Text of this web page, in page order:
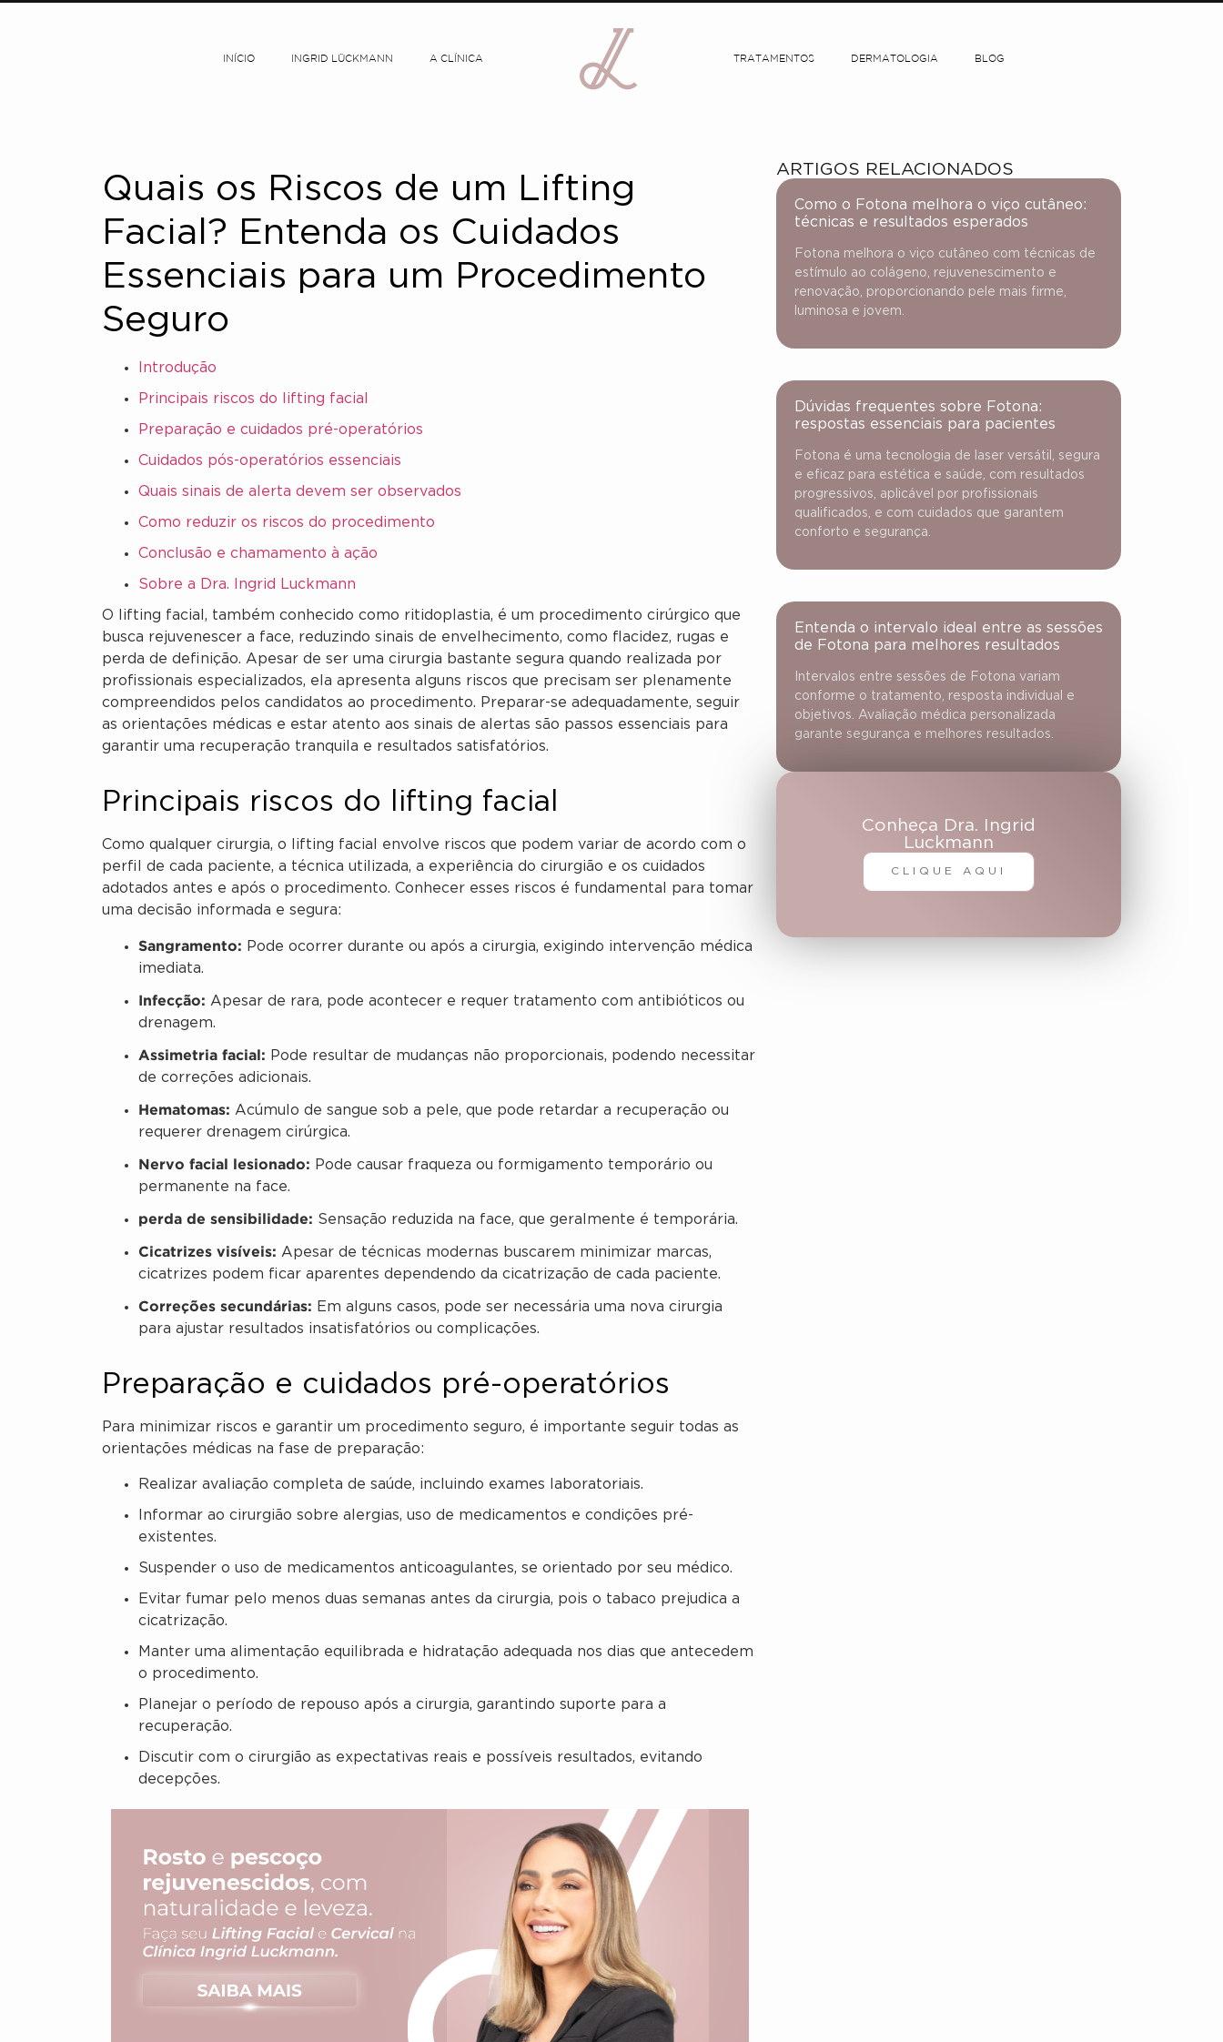
INÍCIO INGRID LÜCKMANN A CLÍNICA TRATAMENTOS DERMATOLOGIA BLOG
Quais os Riscos de um Lifting
Facial? Entenda os Cuidados
Essenciais para um Procedimento
Seguro
Introdução
Principais riscos do lifting facial
Preparação e cuidados pré-operatórios
Cuidados pós-operatórios essenciais
Quais sinais de alerta devem ser observados
Como reduzir os riscos do procedimento
Conclusão e chamamento à ação
Sobre a Dra. Ingrid Luckmann
O lifting facial, também conhecido como ritidoplastia, é um procedimento cirúrgico que
busca rejuvenescer a face, reduzindo sinais de envelhecimento, como flacidez, rugas e
perda de definição. Apesar de ser uma cirurgia bastante segura quando realizada por
profissionais especializados, ela apresenta alguns riscos que precisam ser plenamente
compreendidos pelos candidatos ao procedimento. Preparar-se adequadamente, seguir
as orientações médicas e estar atento aos sinais de alertas são passos essenciais para
garantir uma recuperação tranquila e resultados satisfatórios.
Principais riscos do lifting facial
Como qualquer cirurgia, o lifting facial envolve riscos que podem variar de acordo com o
perfil de cada paciente, a técnica utilizada, a experiência do cirurgião e os cuidados
adotados antes e após o procedimento. Conhecer esses riscos é fundamental para tomar
uma decisão informada e segura:
Sangramento: Pode ocorrer durante ou após a cirurgia, exigindo intervenção médica
imediata.
Infecção: Apesar de rara, pode acontecer e requer tratamento com antibióticos ou
drenagem.
Assimetria facial: Pode resultar de mudanças não proporcionais, podendo necessitar
de correções adicionais.
Hematomas: Acúmulo de sangue sob a pele, que pode retardar a recuperação ou
requerer drenagem cirúrgica.
Nervo facial lesionado: Pode causar fraqueza ou formigamento temporário ou
permanente na face.
perda de sensibilidade: Sensação reduzida na face, que geralmente é temporária.
Cicatrizes visíveis: Apesar de técnicas modernas buscarem minimizar marcas,
cicatrizes podem ficar aparentes dependendo da cicatrização de cada paciente.
Correções secundárias: Em alguns casos, pode ser necessária uma nova cirurgia
para ajustar resultados insatisfatórios ou complicações.
Preparação e cuidados pré-operatórios
Para minimizar riscos e garantir um procedimento seguro, é importante seguir todas as
orientações médicas na fase de preparação:
Realizar avaliação completa de saúde, incluindo exames laboratoriais.
Informar ao cirurgião sobre alergias, uso de medicamentos e condições pré-
existentes.
Suspender o uso de medicamentos anticoagulantes, se orientado por seu médico.
Evitar fumar pelo menos duas semanas antes da cirurgia, pois o tabaco prejudica a
cicatrização.
Manter uma alimentação equilibrada e hidratação adequada nos dias que antecedem
o procedimento.
Planejar o período de repouso após a cirurgia, garantindo suporte para a
recuperação.
Discutir com o cirurgião as expectativas reais e possíveis resultados, evitando
decepções.
ARTIGOS RELACIONADOS
Como o Fotona melhora o viço cutâneo:
técnicas e resultados esperados
Fotona melhora o viço cutâneo com técnicas de
estímulo ao colágeno, rejuvenescimento e
renovação, proporcionando pele mais firme,
luminosa e jovem.
Dúvidas frequentes sobre Fotona:
respostas essenciais para pacientes
Fotona é uma tecnologia de laser versátil, segura
e eficaz para estética e saúde, com resultados
progressivos, aplicável por profissionais
qualificados, e com cuidados que garantem
conforto e segurança.
Entenda o intervalo ideal entre as sessões
de Fotona para melhores resultados
Intervalos entre sessões de Fotona variam
conforme o tratamento, resposta individual e
objetivos. Avaliação médica personalizada
garante segurança e melhores resultados.
Conheça Dra. Ingrid
Luckmann
CLIQUE AQUI